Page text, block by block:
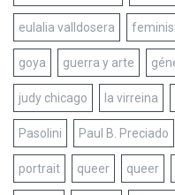
eulalia valldosera
goya guerra y arte
judy chicago la virreina
Pasolini Paul B. Preciado
portrait queer queer